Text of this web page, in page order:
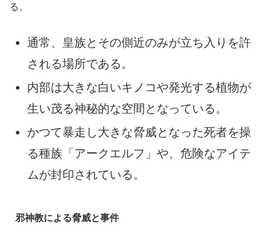
る。
通常、皇族とその側近のみが立ち入りを許
される場所である。
内部は大きな白いキノコや発光する植物が
生い茂る神秘的な空間となっている。
かつて暴走し大きな脅威となった死者を操
る種族「アークエルフ」や、危険なアイテ
ムが封印されている。
邪神教による脅威と事件